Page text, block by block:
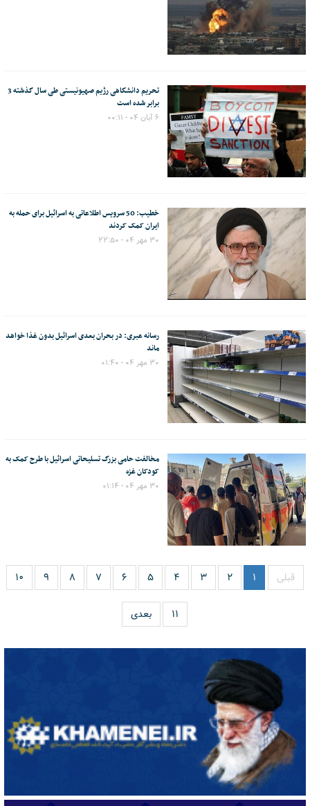
تحریم دانشگاهی رژیم صهیونیستی طی سال گذشته 3
برابر شده است
۶ آبان ۰۴ - ۰۰:۱۱
خطیب: ‌50 سرویس اطلاعاتی به اسرائیل برای حمله به
ایران کمک کردند
۳۰ مهر ۰۴ - ۲۲:۵۰
رسانه عبری: در بحران بعدی اسرائیل بدون غذا خواهد
ماند
۳۰ مهر ۰۴ - ۰۱:۴۰
مخالفت حامی بزرگ تسلیحاتی اسرائیل با طرح کمک به
کودکان غزه
۳۰ مهر ۰۴ - ۰۱:۱۴
قبلی ۱ ۲ ۳ ۴ ۵ ۶ ۷ ۸ ۹ ۱۰
۱۱ بعدی